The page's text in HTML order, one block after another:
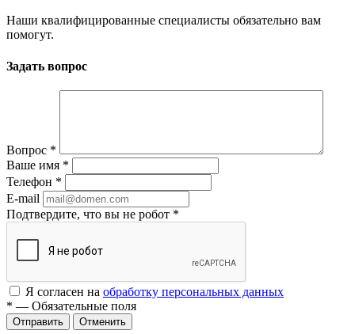
Наши квалифицированные специалисты обязательно вам
помогут.
Задать вопрос
Вопрос *
Ваше имя *
Телефон *
E-mail
Подтвердите, что вы не робот *
Я согласен на обработку персональных данных
* — Обязательные поля
Отменить